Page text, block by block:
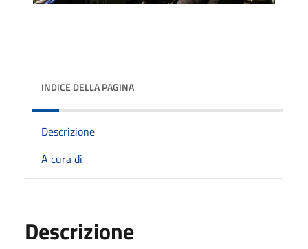
INDICE DELLA PAGINA
Descrizione
A cura di
Descrizione